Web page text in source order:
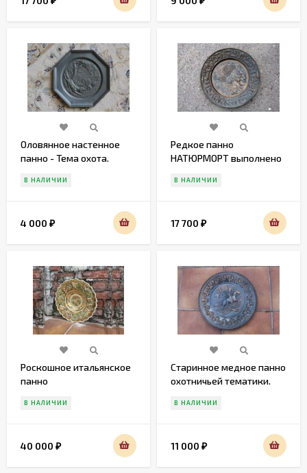
Оловянное настенное
панно - Тема охота.
В НАЛИЧИИ
4 000 ₽
Редкое панно
НАТЮРМОРТ выполнено
В НАЛИЧИИ
17 700 ₽
Роскошное итальянское
панно
В НАЛИЧИИ
40 000 ₽
Старинное медное панно
охотничьей тематики.
В НАЛИЧИИ
11 000 ₽